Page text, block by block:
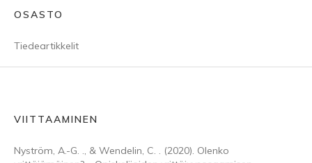
OSASTO
Tiedeartikkelit
VIITTAAMINEN
Nyström, A.-G. ., & Wendelin, C. . (2020). Olenko